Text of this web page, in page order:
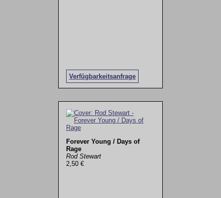
Verfügbarkeitsanfrage
Forever Young / Days of
Rage
Rod Stewart
2,50 €